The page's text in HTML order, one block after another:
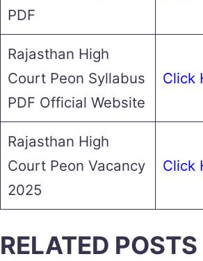
PDF
Rajasthan High
Court Peon Syllabus
PDF Official Website
Click
Rajasthan High
Court Peon Vacancy
2025
Click
RELATED POSTS